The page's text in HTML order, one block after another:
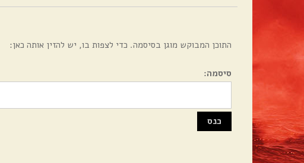
התוכן המבוקש מוגן בסיסמה. כדי לצפות בו, יש להזין אותה כאן:
סיסמה: